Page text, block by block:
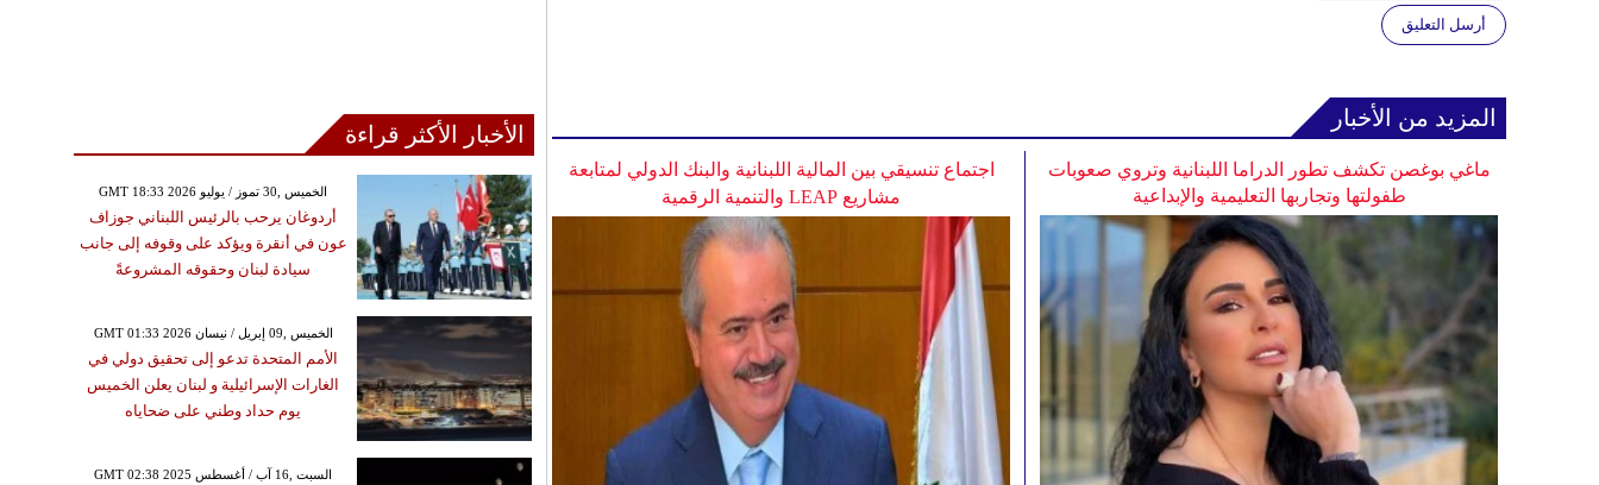
أرسل التعليق
المزيد من الأخبار
اجتماع تنسيقي بين المالية اللبنانية والبنك الدولي لمتابعة
مشاريع LEAP والتنمية الرقمية
ماغي بوغصن تكشف تطور الدراما اللبنانية وتروي صعوبات
طفولتها وتجاربها التعليمية والإبداعية
الأخبار الأكثر قراءة
GMT 18:33 2026 الخميس ,30 تموز / يوليو
أردوغان يرحب بالرئيس اللبناني جوزاف
عون في أنقرة ويؤكد على وقوفه إلى جانب
سيادة لبنان وحقوقه المشروعةً
GMT 01:33 2026 الخميس ,09 إبريل / نيسان
الأمم المتحدة تدعو إلى تحقيق دولي في
الغارات الإسرائيلية و لبنان يعلن الخميس
يوم حداد وطني على ضحاياه
GMT 02:38 2025 السبت ,16 آب / أغسطس